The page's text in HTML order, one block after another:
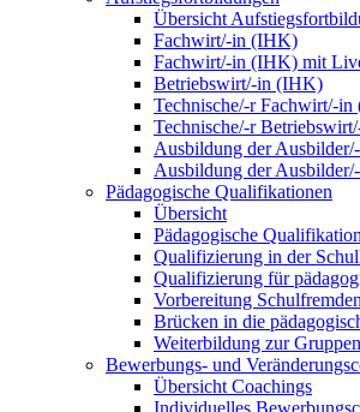
Übersicht
Fachwirt/-in (IHK)
Fachwirt/-in (IHK) mit
Betriebswirt/-in (IHK)
Technische/-r Fachwirt/-
Technische/-r
Ausbildung der
Ausbildung der
Pädagogische Qualifikationen
Übersicht
Pädagogische Qualifikation
Qualifizierung in der
Qualifizierung für
Vorbereitung
Brücken in die
Weiterbildung zur
Bewerbungs- und
Übersicht Coachings
Individuelles